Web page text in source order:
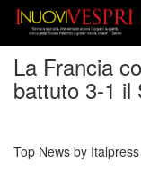
La Francia
battuto 3-1 il
Top News by Italpress